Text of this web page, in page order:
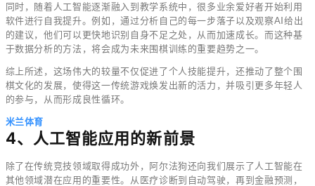
同时，随着人工智能逐渐融入到教学系统中，很多业余爱好者开始利用
软件进行自我提升。例如，通过分析自己的每一步落子以及观察AI给出
的建议，他们可以更快地识别自身不足之处，从而加速成长。而这种基
于数据分析的方法，将会成为未来围棋训练的重要趋势之一。
综上所述，这场伟大的较量不仅促进了个人技能提升，还推动了整个围
棋文化的发展，使得这一传统游戏焕发出新的活力，并吸引更多年轻人
的参与，从而形成良性循环。
米兰体育
4、人工智能应用的新前景
除了在传统竞技领域取得成功外，阿尔法狗还向我们展示了人工智能在
其他领域潜在应用的重要性。从医疗诊断到自动驾驶，再到金融预测，